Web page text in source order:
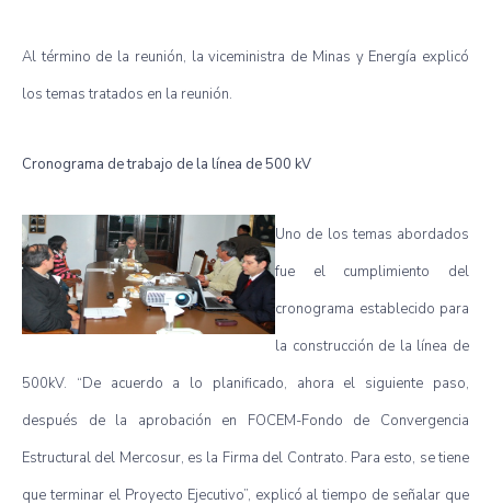
Al término de la reunión, la viceministra de Minas y Energía explicó
los temas tratados en la reunión.
Cronograma de trabajo de la línea de 500 kV
Uno de los temas abordados
fue el cumplimiento del
cronograma establecido para
la construcción de la línea de
500kV. “De acuerdo a lo planificado, ahora el siguiente paso,
después de la aprobación en FOCEM-Fondo de Convergencia
Estructural del Mercosur, es la Firma del Contrato. Para esto, se tiene
que terminar el Proyecto Ejecutivo”, explicó al tiempo de señalar que